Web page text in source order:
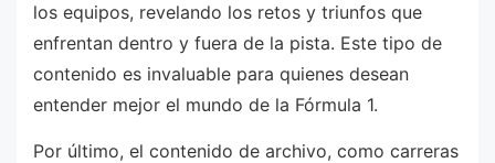
los equipos, revelando los retos y triunfos que
enfrentan dentro y fuera de la pista. Este tipo de
contenido es invaluable para quienes desean
entender mejor el mundo de la Fórmula 1.
Por último, el contenido de archivo, como carreras